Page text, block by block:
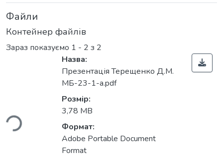
Файли
Контейнер файлів
Зараз показуємо 1 - 2 з 2
Назва:
Презентація Терещенко Д.М.
МБ-23-1-а.pdf
Розмір:
3,78 MB
Формат:
Adobe Portable Document
Format